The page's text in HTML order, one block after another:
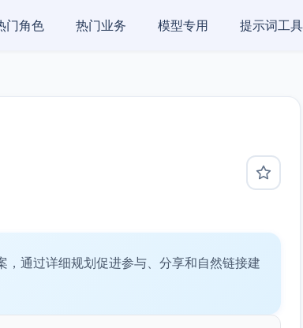
门角色 热门业务 模型专用 提示词工具
通过详细规划促进参与、分享和自然链接建